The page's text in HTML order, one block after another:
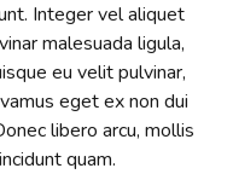
Integer vel aliquet
malesuada ligula,
eu velit pulvinar,
eget ex non dui
libero arcu, mollis
quam.